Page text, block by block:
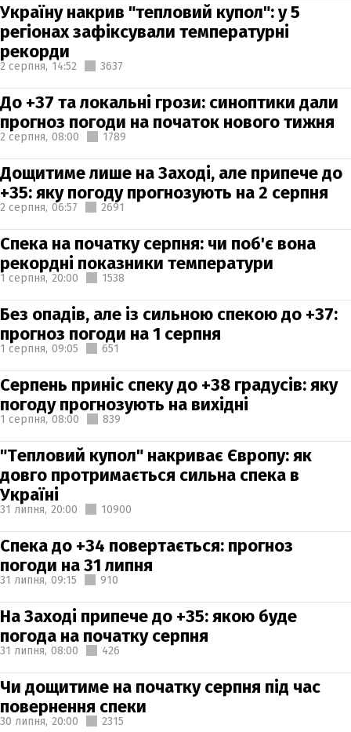
Україну накрив "тепловий купол": у 5
регіонах зафіксували температурні
рекорди
2 серпня, 14:52 3637
До +37 та локальні грози: синоптики дали
прогноз погоди на початок нового тижня
2 серпня, 08:00 1789
Дощитиме лише на Заході, але припече до
+35: яку погоду прогнозують на 2 серпня
2 серпня, 06:57 2691
Спека на початку серпня: чи поб'є вона
рекордні показники температури
1 серпня, 20:00 1538
Без опадів, але із сильною спекою до +37:
прогноз погоди на 1 серпня
1 серпня, 09:05 651
Серпень приніс спеку до +38 градусів: яку
погоду прогнозують на вихідні
1 серпня, 08:00 839
"Тепловий купол" накриває Європу: як
довго протримається сильна спека в
Україні
31 липня, 20:00 10900
Спека до +34 повертається: прогноз
погоди на 31 липня
31 липня, 09:15 910
На Заході припече до +35: якою буде
погода на початку серпня
31 липня, 08:00 426
Чи дощитиме на початку серпня під час
повернення спеки
30 липня, 20:00 2315